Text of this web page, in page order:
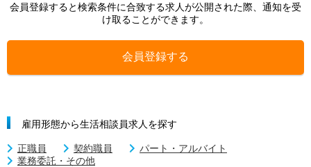
会員登録すると検索条件に合致する求人が公開された際、通知を受
け取ることができます。
会員登録する
雇用形態から生活相談員求人を探す
正職員 契約職員
パート・アルバイト
業務委託・その他